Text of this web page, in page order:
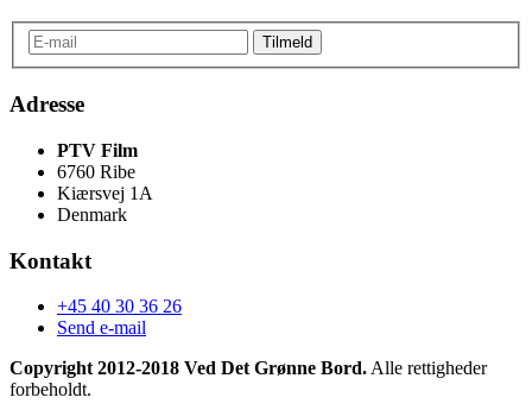
Adresse
PTV Film
6760 Ribe
Kiærsvej 1A
Denmark
Kontakt
+45 40 30 36 26
Send e-mail
Copyright 2012-2018 Ved Det Grønne Bord. Alle rettigheder
forbeholdt.